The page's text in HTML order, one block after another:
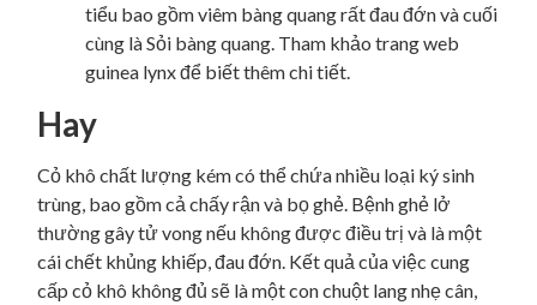
tiểu bao gồm viêm bàng quang rất đau đớn và cuối
cùng là Sỏi bàng quang. Tham khảo trang web
guinea lynx để biết thêm chi tiết.
Hay
Cỏ khô chất lượng kém có thể chứa nhiều loại ký sinh
trùng, bao gồm cả chấy rận và bọ ghẻ. Bệnh ghẻ lở
thường gây tử vong nếu không được điều trị và là một
cái chết khủng khiếp, đau đớn. Kết quả của việc cung
cấp cỏ khô không đủ sẽ là một con chuột lang nhẹ cân,